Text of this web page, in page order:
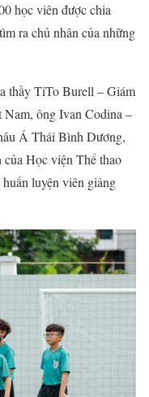
học viên được chia
ra chủ nhân của những
thầyTiTo Burell – Giám
Nam, ôngIvan Codina –
Á Thái Bình Dương,
Học viện Thể thao
luyện viên giảng